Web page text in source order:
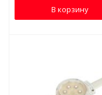
В корзину